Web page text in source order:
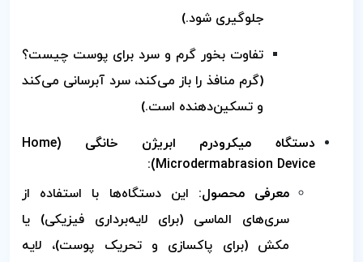
جلوگیری شود.)
تفاوت بخور گرم و سرد برای پوست چیست؟
(گرم منافذ را باز می‌کند، سرد آبرسانی می‌کند
و تسکین‌دهنده است.)
دستگاه میکرودرم ابریژن خانگی (Home
Microdermabrasion Device):
معرفی محصول: این دستگاه‌ها با استفاده از
سری‌های الماسی (برای لایه‌برداری فیزیکی) یا
مکش (برای پاکسازی و تحریک پوست)، لایه